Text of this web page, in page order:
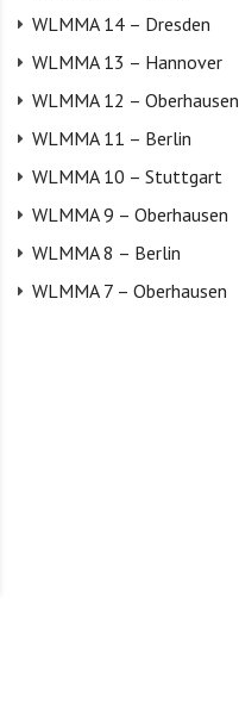
WLMMA 14 – Dresden
WLMMA 13 – Hannover
WLMMA 12 – Oberhausen
WLMMA 11 – Berlin
WLMMA 10 – Stuttgart
WLMMA 9 – Oberhausen
WLMMA 8 – Berlin
WLMMA 7 – Oberhausen